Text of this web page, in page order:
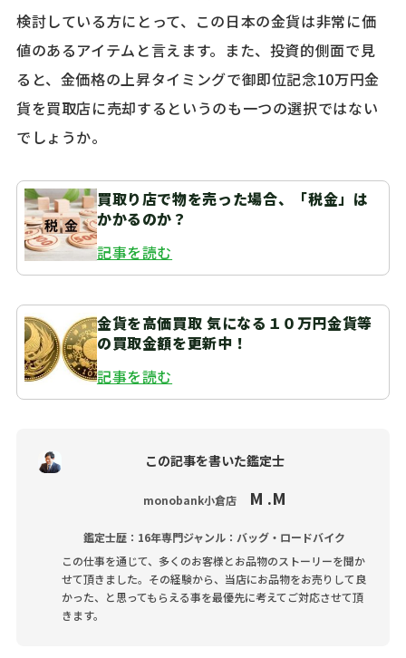
検討している方にとって、この日本の金貨は非常に価
値のあるアイテムと言えます。また、投資的側面で見
ると、金価格の上昇タイミングで御即位記念10万円金
貨を買取店に売却するというのも一つの選択ではない
でしょうか。
買取り店で物を売った場合、「税金」は
かかるのか？
記事を読む
金貨を高価買取 気になる１０万円金貨等
の買取金額を更新中！
記事を読む
この記事を書いた鑑定士
monobank小倉店 M .M
鑑定士歴：16年専門ジャンル：バッグ・ロードバイク
この仕事を通じて、多くのお客様とお品物のストーリーを聞か
せて頂きました。その経験から、当店にお品物をお売りして良
かった、と思ってもらえる事を最優先に考えてご対応させて頂
きます。